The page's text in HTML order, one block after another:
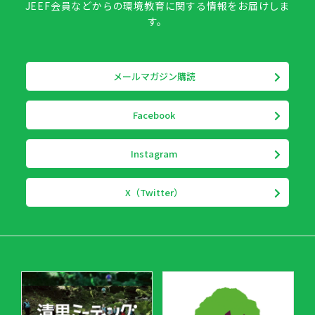
JEEF会員などからの環境教育に関する情報をお届けしま
す。
メールマガジン購読
Facebook
Instagram
X（Twitter）